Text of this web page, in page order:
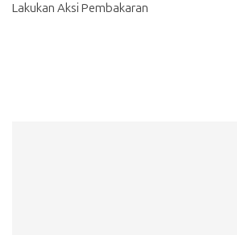
Lakukan Aksi Pembakaran